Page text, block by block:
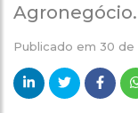
Agronegócio.
Publicado em 30